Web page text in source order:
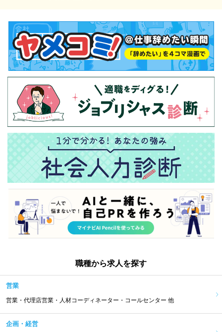
職種から求人を探す
営業
営業・代理店営業・人材コーディネーター・コールセンター 他
企画・経営